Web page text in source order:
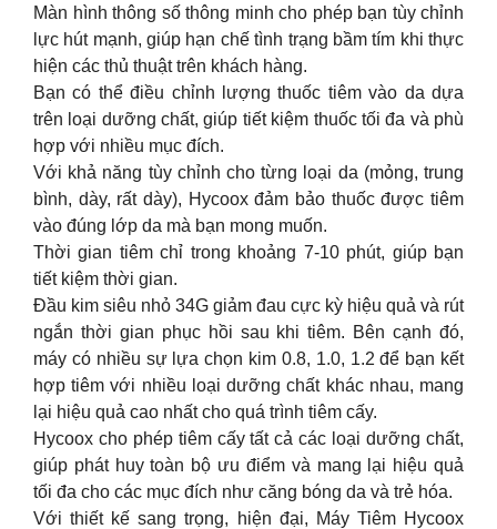
Màn hình thông số thông minh cho phép bạn tùy chỉnh
lực hút mạnh, giúp hạn chế tình trạng bầm tím khi thực
hiện các thủ thuật trên khách hàng.
Bạn có thể điều chỉnh lượng thuốc tiêm vào da dựa
trên loại dưỡng chất, giúp tiết kiệm thuốc tối đa và phù
hợp với nhiều mục đích.
Với khả năng tùy chỉnh cho từng loại da (mỏng, trung
bình, dày, rất dày), Hycoox đảm bảo thuốc được tiêm
vào đúng lớp da mà bạn mong muốn.
Thời gian tiêm chỉ trong khoảng 7-10 phút, giúp bạn
tiết kiệm thời gian.
Đầu kim siêu nhỏ 34G giảm đau cực kỳ hiệu quả và rút
ngắn thời gian phục hồi sau khi tiêm. Bên cạnh đó,
máy có nhiều sự lựa chọn kim 0.8, 1.0, 1.2 để bạn kết
hợp tiêm với nhiều loại dưỡng chất khác nhau, mang
lại hiệu quả cao nhất cho quá trình tiêm cấy.
Hycoox cho phép tiêm cấy tất cả các loại dưỡng chất,
giúp phát huy toàn bộ ưu điểm và mang lại hiệu quả
tối đa cho các mục đích như căng bóng da và trẻ hóa.
Với thiết kế sang trọng, hiện đại, Máy Tiêm Hycoox